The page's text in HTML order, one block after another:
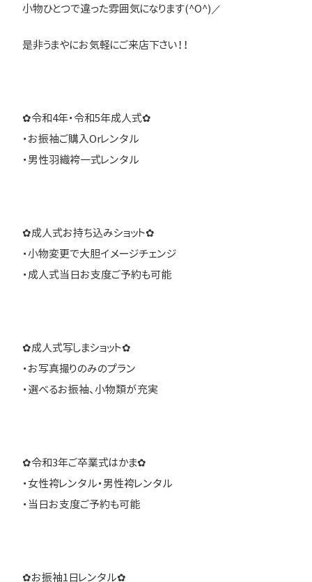
小物ひとつで違った雰囲気になります(^O^)／
是非うまやにお気軽にご来店下さい！！
✿令和4年・令和5年成人式✿
・お振袖ご購入Orレンタル
・男性羽織袴一式レンタル
✿成人式お持ち込みショット✿
・小物変更で大胆イメージチェンジ
・成人式当日お支度ご予約も可能
✿成人式写しまショット✿
・お写真撮りのみのプラン
・選べるお振袖、小物類が充実
✿令和3年ご卒業式はかま✿
・女性袴レンタル・男性袴レンタル
・当日お支度ご予約も可能
✿お振袖1日レンタル✿